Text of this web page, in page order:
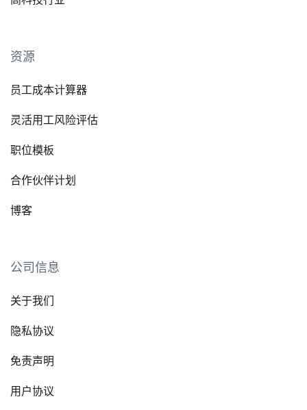
资源
员工成本计算器
灵活用工风险评估
职位模板
合作伙伴计划
博客
公司信息
关于我们
隐私协议
免责声明
用户协议